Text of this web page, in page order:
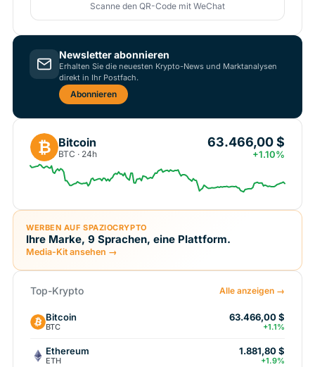
Scanne den QR-Code mit WeChat
Newsletter abonnieren
Erhalten Sie die neuesten Krypto-News und Marktanalysen
direkt in Ihr Postfach.
Abonnieren
₿ Bitcoin
BTC · 24h
63.466,00 $
+1.10%
WERBEN AUF SPAZIOCRYPTO
Ihre Marke, 9 Sprachen, eine Plattform.
Media-Kit ansehen →
Top-Krypto Alle anzeigen →
Bitcoin
BTC
63.466,00 $
+1.1%
Ethereum
ETH
1.881,80 $
+1.9%